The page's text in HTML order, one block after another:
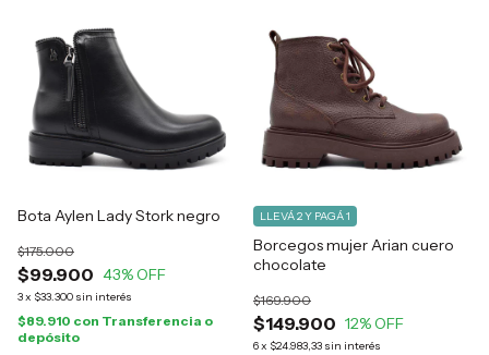
Bota Aylen Lady Stork negro
$99.900
$175.000
43% OFF
3x $33.300 sin interés
$89.910 con Transferencia o
depósito
Borcegos mujer Arian cuero
chocolate
$149.900
$169.900
12% OFF
6x $24.983,33 sin interés
LLEVÁ 2 Y PAGÁ 1